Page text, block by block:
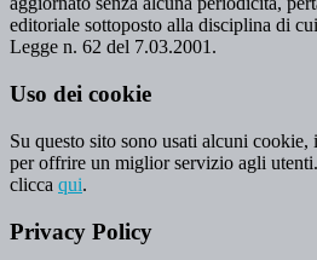
editoriale sottoposto alla disciplina di
Legge n. 62 del 7.03.2001.
Uso dei cookie
Su questo sito sono usati alcuni
per offrire un miglior servizio agli
clicca qui.
Privacy Policy